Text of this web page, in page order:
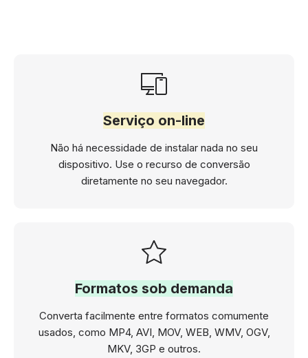
Serviço on-line
Não há necessidade de instalar nada no seu
dispositivo. Use o recurso de conversão
diretamente no seu navegador.
Formatos sob demanda
Converta facilmente entre formatos comumente
usados, como MP4, AVI, MOV, WEB, WMV, OGV,
MKV, 3GP e outros.